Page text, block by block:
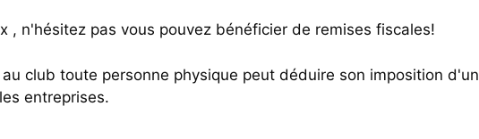
, n'hésitez pas vous pouvez bénéficier de remises fiscales!
club toute personne physique peut déduire son imposition d'un
entreprises.